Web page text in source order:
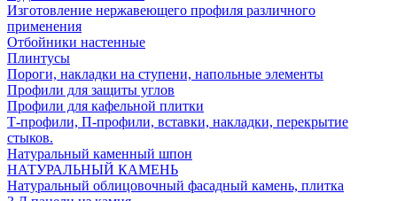
Изготовление нержавеющего профиля различного
применения
Отбойники настенные
Плинтусы
Пороги, накладки на ступени, напольные элементы
Профили для защиты углов
Профили для кафельной плитки
Т-профили, П-профили, вставки, накладки, перекрытие
стыков.
Натуральный каменный шпон
НАТУРАЛЬНЫЙ КАМЕНЬ
Натуральный облицовочный фасадный камень, плитка